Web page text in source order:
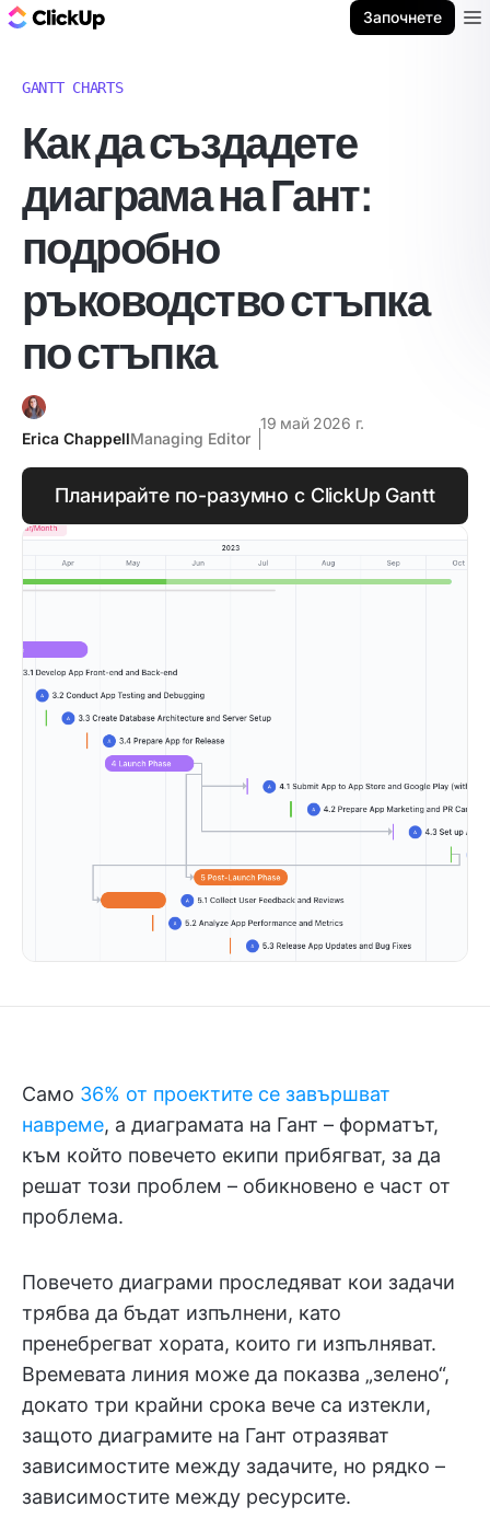
Започнете
GANTT CHARTS
Как да създадете
диаграма на Гант:
подробно
ръководство стъпка
по стъпка
Erica ChappellManaging Editor
19 май 2026 г.
Планирайте по-разумно с ClickUp Gantt
Само 36% от проектите се завършват
навреме, а диаграмата на Гант – форматът,
към който повечето екипи прибягват, за да
решат този проблем – обикновено е част от
проблема.
Повечето диаграми проследяват кои задачи
трябва да бъдат изпълнени, като
пренебрегват хората, които ги изпълняват.
Времевата линия може да показва „зелено“,
докато три крайни срока вече са изтекли,
защото диаграмите на Гант отразяват
зависимостите между задачите, но рядко –
зависимостите между ресурсите.